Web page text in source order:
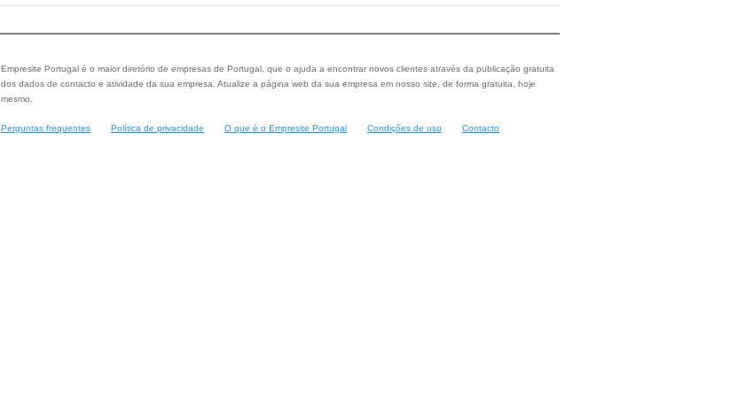
Empresite Portugal é o maior diretório de empresas de Portugal, que o ajuda a encontrar novos clientes através da publicação gratuita
dos dados de contacto e atividade da sua empresa. Atualize a página web da sua empresa em nosso site, de forma gratuita, hoje
mesmo.
Perguntas frequentes Política de privacidade O que é o Empresite Portugal Condições de uso Contacto